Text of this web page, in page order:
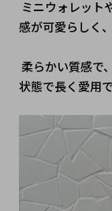
感が可愛らしく
状態で長く愛用